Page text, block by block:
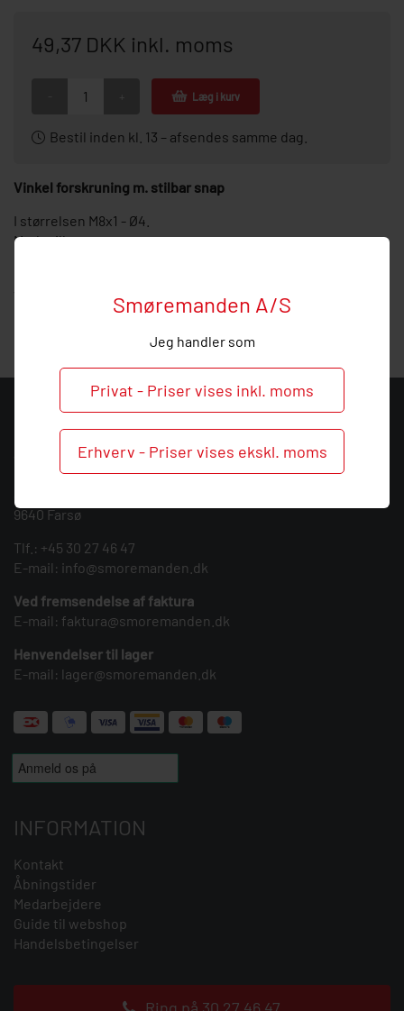
Smøremanden A/S
Jeg handler som
Privat - Priser vises inkl. moms
Erhverv - Priser vises ekskl. moms
49,37 DKK inkl. moms
Læg i kurv
Bestil inden kl. 13 – afsendes samme dag.
Vinkel forskruning m. stilbar snap
I størrelsen M8x1 - Ø4.
Med stilbar snap.
denne vinkel forskruning.
KONTAKT
Smøremanden A/S
CVR: 39683717
9640 Farsø
Tlf.: +45 30 27 46 47
E-mail: info@smoremanden.dk
Ved fremsendelse af faktura
E-mail: faktura@smoremanden.dk
Henvendelser til lager
E-mail: lager@smoremanden.dk
INFORMATION
Kontakt
Åbningstider
Medarbejdere
Guide til webshop
Handelsbetingelser